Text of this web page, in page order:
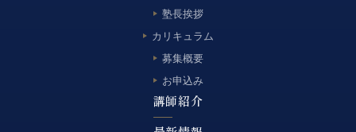
塾長挨拶
カリキュラム
募集概要
お申込み
講師紹介